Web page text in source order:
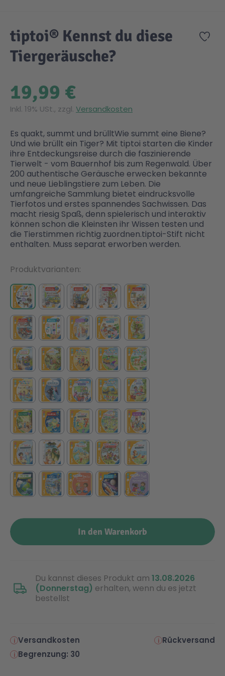
Sicherheit
Krimi / Thriller
Liebesromane
Zeit & Reise
Kuscheltiere
Puppen & Puppenzubehör
Holzspielwaren
Elektronische Spielwaren
Kreativ
Malen & Zeichnen
DC Comics™ Super Heroes
Disney
Friends
Jurassic World™
Harry Potter™
Marvel™ Super Heroes
Minecraft™
Minifiguren
NINJAGO®
Speed Champions
Star Wars™
Super Mario
Technic
Seltene Artikel
LEGO® Blumen
Country
Fairies
Figures
Fun Stars
Heroes
Knights
NOVELMORE
Sports Action
VW
Wiltopia
Aktion
Cars
Spiel-Ei
Zur
tiptoi® Kennst du diese
Tiergeräusche?
19,99 €
Inkl. 19% USt., zzgl. Versandkosten
Es quakt, summt und brülltWie summt eine Biene?
Und wie brüllt ein Tiger? Mit tiptoi starten die Kinder
ihre Entdeckungsreise durch die faszinierende
Tierwelt - vom Bauernhof bis zum Regenwald. Über
200 authentische Geräusche erwecken bekannte
und neue Lieblingstiere zum Leben. Die
umfangreiche Sammlung bietet eindrucksvolle
Tierfotos und erstes spannendes Sachwissen. Das
macht riesig Spaß, denn spielerisch und interaktiv
können schon die Kleinsten ihr Wissen testen und
die Tierstimmen richtig zuordnen.tiptoi-Stift nicht
enthalten. Muss separat erworben werden.
In den Warenkorb
Du kannst dieses Produkt am 13.08.2026
(Donnerstag) erhalten, wenn du es jetzt
bestellst
Produktvarianten
Versandkosten
Rückversand
Begrenzung: 30